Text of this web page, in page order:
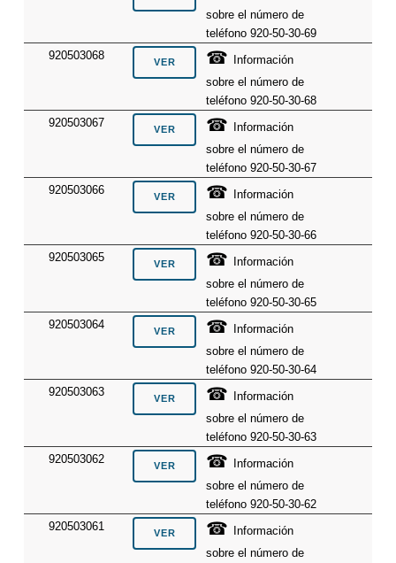
sobre el número de
teléfono 920-50-30-69
920503068
☎ Información
sobre el número de
teléfono 920-50-30-68
920503067
☎ Información
sobre el número de
teléfono 920-50-30-67
920503066
☎ Información
sobre el número de
teléfono 920-50-30-66
920503065
☎ Información
sobre el número de
teléfono 920-50-30-65
920503064
☎ Información
sobre el número de
teléfono 920-50-30-64
920503063
☎ Información
sobre el número de
teléfono 920-50-30-63
920503062
☎ Información
sobre el número de
teléfono 920-50-30-62
920503061
☎ Información
sobre el número de